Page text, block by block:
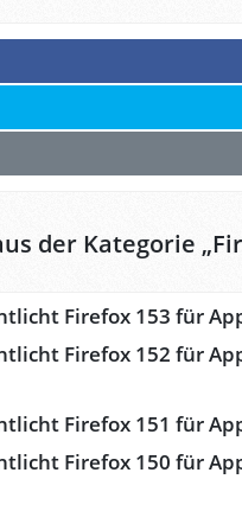
der Kategorie „
Firefox 153 für
Firefox 152 für
Firefox 151 für
Firefox 150 für